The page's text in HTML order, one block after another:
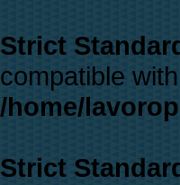
Strict
compatible
/home/
Strict